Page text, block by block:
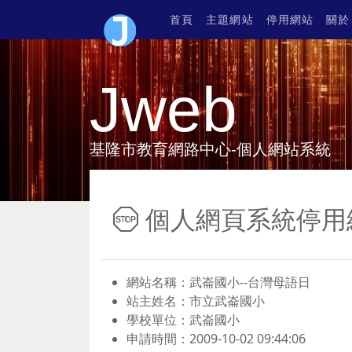
首頁 主題網站 停用網站 關於
Jweb
基隆市教育網路中心-個人網站系統
個人網頁系統停
網站名稱：武崙國小--台灣母語日
站主姓名：市立武崙國小
學校單位：武崙國小
申請時間：2009-10-02 09:44:06